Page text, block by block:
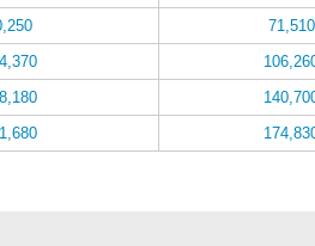
71,510